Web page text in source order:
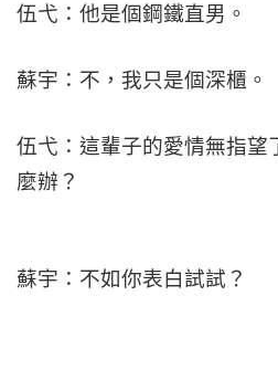
伍弋：他是個鋼鐵直男。
蘇宇：不，我只是個深櫃。
伍弋：這輩子的愛情無指望
麼辦？
蘇宇：不如你表白試試？